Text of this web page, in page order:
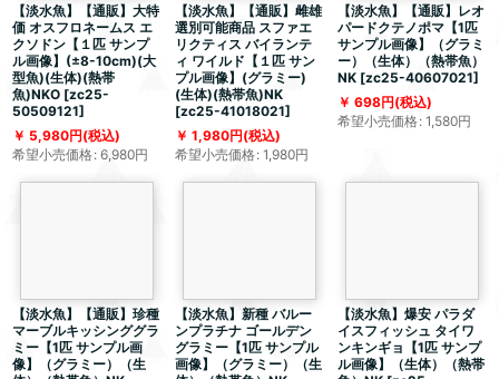
【淡水魚】【通販】大特
価 オスフロネームス エ
クソドン【１匹 サンプ
ル画像】(±8-10cm)(大
型魚)(生体)(熱帯
魚)NKO [zc25-
50509121]
5,980円(税込)
希望小売価格: 6,980円
【淡水魚】【通販】雌雄
選別可能商品 スファエ
リクティス バイランテ
ィ ワイルド【１匹 サン
プル画像】(グラミー)
(生体)(熱帯魚)NK
[zc25-41018021]
1,980円(税込)
希望小売価格: 1,980円
【淡水魚】【通販】レオ
パードクテノポマ【1匹
サンプル画像】（グラミ
ー）（生体）（熱帯魚）
NK [zc25-40607021]
698円(税込)
希望小売価格: 1,580円
【淡水魚】【通販】珍種
マーブルキッシンググラ
ミー【1匹 サンプル画
像】（グラミー）（生
【淡水魚】新種 バルー
ンプラチナ ゴールデン
グラミー【1匹 サンプル
画像】（グラミー）（生
【淡水魚】爆安 パラダ
イスフィッシュ タイワ
ンキンギョ【1匹 サンプ
ル画像】（生体）（熱帯